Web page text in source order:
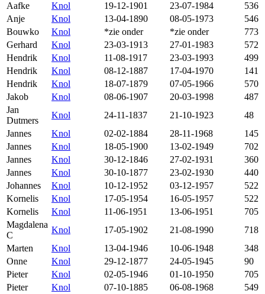
Aafke
Knol 19-12-1901 23-07-1984
536
Anje
Knol 13-04-1890 08-05-1973
546
Bouwko
Knol *zie onder *zie onder
773
Gerhard
Knol 23-03-1913 27-01-1983
572
Hendrik
Knol 11-08-1917 23-03-1993
499
Hendrik
Knol 08-12-1887 17-04-1970
141
Hendrik
Knol 18-07-1879 07-05-1966
570
Jakob
Knol 08-06-1907 20-03-1998
487
Jan
Dutmers
Knol 24-11-1837 21-10-1923
48
Jannes
Knol 02-02-1884 28-11-1968
145
Jannes
Knol 18-05-1900 13-02-1949
702
Jannes
Knol 30-12-1846 27-02-1931
360
Jannes
Knol 30-10-1877 23-02-1930
440
Johannes
Knol 10-12-1952 03-12-1957
522
Kornelis
Knol 17-05-1954 16-05-1957
522
Kornelis
Knol 11-06-1951 13-06-1951
705
Magdalena
C
Knol 17-05-1902 21-08-1990
718
Marten
Knol 13-04-1946 10-06-1948
348
Onne
Knol 29-12-1877 24-05-1945
90
Pieter
Knol 02-05-1946 01-10-1950
705
Pieter
Knol 07-10-1885 06-08-1968
549